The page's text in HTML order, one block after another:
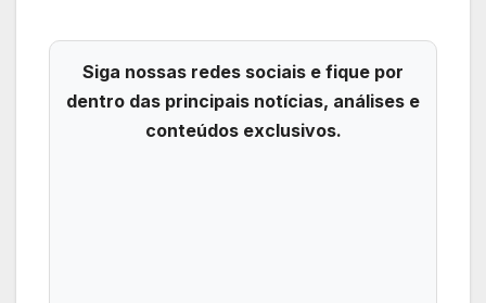
Siga nossas redes sociais e fique por
dentro das principais notícias, análises e
conteúdos exclusivos.